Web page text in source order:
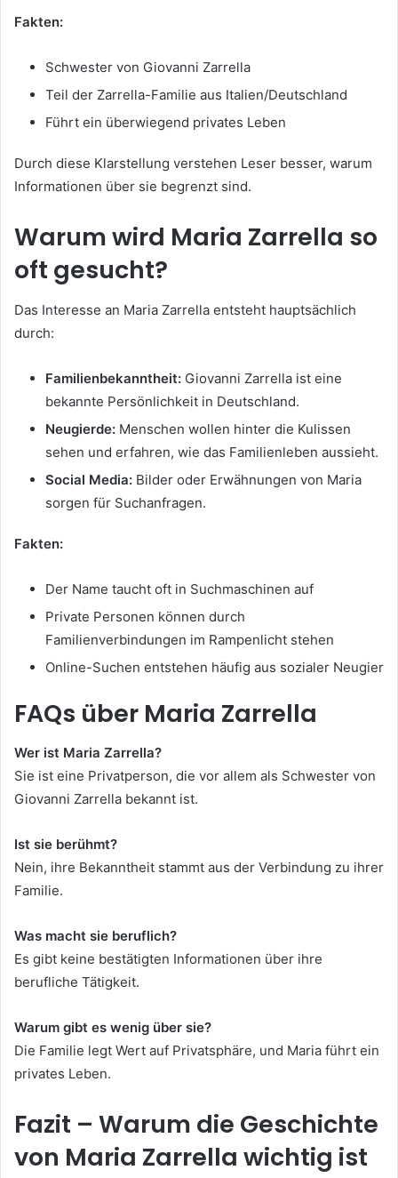
Fakten:
Schwester von Giovanni Zarrella
Teil der Zarrella-Familie aus Italien/Deutschland
Führt ein überwiegend privates Leben
Durch diese Klarstellung verstehen Leser besser, warum
Informationen über sie begrenzt sind.
Warum wird Maria Zarrella so
oft gesucht?
Das Interesse an Maria Zarrella entsteht hauptsächlich
durch:
Familienbekanntheit: Giovanni Zarrella ist eine
bekannte Persönlichkeit in Deutschland.
Neugierde: Menschen wollen hinter die Kulissen
sehen und erfahren, wie das Familienleben aussieht.
Social Media: Bilder oder Erwähnungen von Maria
sorgen für Suchanfragen.
Fakten:
Der Name taucht oft in Suchmaschinen auf
Private Personen können durch
Familienverbindungen im Rampenlicht stehen
Online-Suchen entstehen häufig aus sozialer Neugier
FAQs über Maria Zarrella
Wer ist Maria Zarrella?
Sie ist eine Privatperson, die vor allem als Schwester von
Giovanni Zarrella bekannt ist.
Ist sie berühmt?
Nein, ihre Bekanntheit stammt aus der Verbindung zu ihrer
Familie.
Was macht sie beruflich?
Es gibt keine bestätigten Informationen über ihre
berufliche Tätigkeit.
Warum gibt es wenig über sie?
Die Familie legt Wert auf Privatsphäre, und Maria führt ein
privates Leben.
Fazit – Warum die Geschichte
von Maria Zarrella wichtig ist